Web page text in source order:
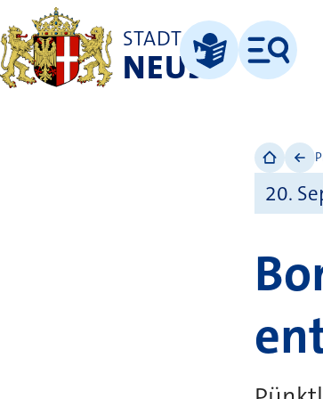
STADT
NEUSSLeichte Sprache
Menü
20.